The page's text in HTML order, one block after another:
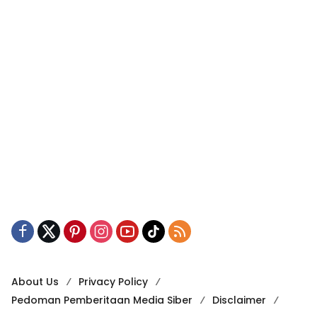
About Us
Privacy Policy
Pedoman Pemberitaan Media Siber
Disclaimer